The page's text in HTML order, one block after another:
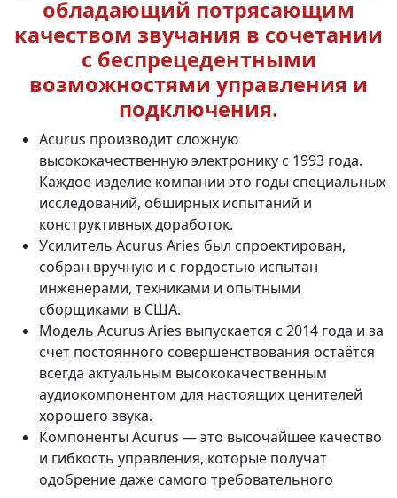
обладающий потрясающим
качеством звучания в сочетании
с беспрецедентными
возможностями управления и
подключения.
Acurus производит сложную
высококачественную электронику с 1993 года.
Каждое изделие компании это годы специальных
исследований, обширных испытаний и
конструктивных доработок.
Усилитель Acurus Aries был спроектирован,
собран вручную и с гордостью испытан
инженерами, техниками и опытными
сборщиками в США.
Модель Acurus Aries выпускается с 2014 года и за
счет постоянного совершенствования остаётся
всегда актуальным высококачественным
аудиокомпонентом для настоящих ценителей
хорошего звука.
Компоненты Acurus — это высочайшее качество
и гибкость управления, которые получат
одобрение даже самого требовательного